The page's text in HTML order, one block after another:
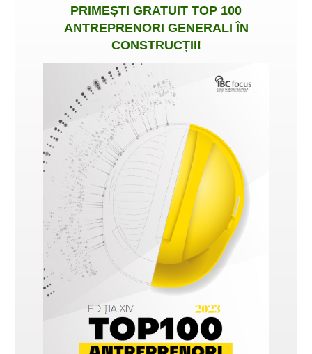
PRIMEȘTI GRATUIT TOP 100
ANTREPRENORI GENERALI ÎN
CONSTRUCȚII!